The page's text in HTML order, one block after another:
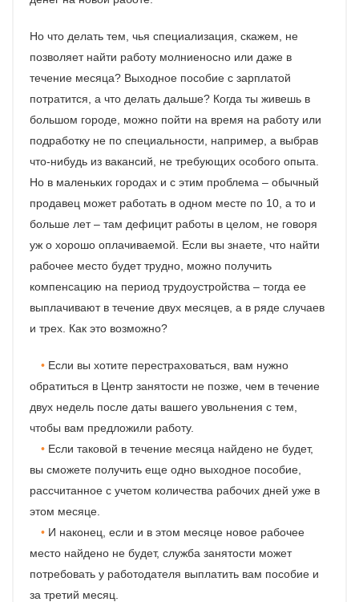
Но что делать тем, чья специализация, скажем, не
позволяет найти работу молниеносно или даже в
течение месяца? Выходное пособие с зарплатой
потратится, а что делать дальше? Когда ты живешь в
большом городе, можно пойти на время на работу или
подработку не по специальности, например, а выбрав
что-нибудь из вакансий, не требующих особого опыта.
Но в маленьких городах и с этим проблема – обычный
продавец может работать в одном месте по 10, а то и
больше лет – там дефицит работы в целом, не говоря
уж о хорошо оплачиваемой. Если вы знаете, что найти
рабочее место будет трудно, можно получить
компенсацию на период трудоустройства – тогда ее
выплачивают в течение двух месяцев, а в ряде случаев
и трех. Как это возможно?
Если вы хотите перестраховаться, вам нужно
обратиться в Центр занятости не позже, чем в течение
двух недель после даты вашего увольнения с тем,
чтобы вам предложили работу.
Если таковой в течение месяца найдено не будет,
вы сможете получить еще одно выходное пособие,
рассчитанное с учетом количества рабочих дней уже в
этом месяце.
И наконец, если и в этом месяце новое рабочее
место найдено не будет, служба занятости может
потребовать у работодателя выплатить вам пособие и
за третий месяц.